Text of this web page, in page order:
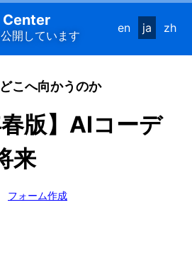
開しています
en ja zh
こへ向かうのか
版】AIコーデ
来
フォーム作成